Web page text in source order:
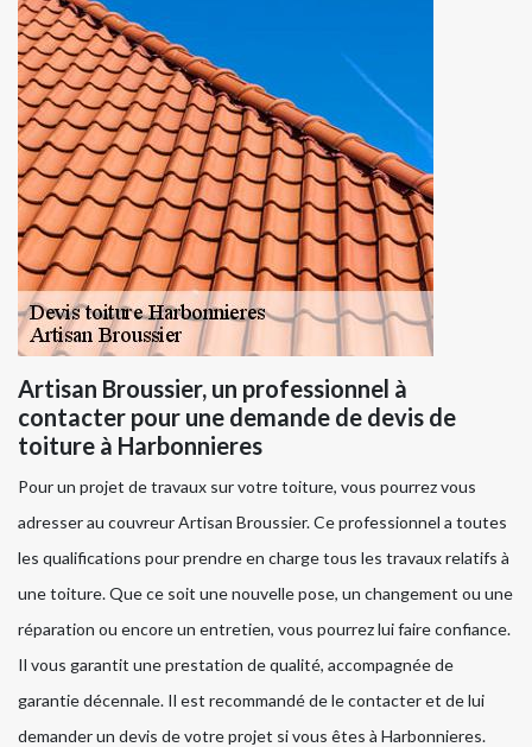
Artisan Broussier, un professionnel à
contacter pour une demande de devis de
toiture à Harbonnieres
Pour un projet de travaux sur votre toiture, vous pourrez vous
adresser au couvreur Artisan Broussier. Ce professionnel a toutes
les qualifications pour prendre en charge tous les travaux relatifs à
une toiture. Que ce soit une nouvelle pose, un changement ou une
réparation ou encore un entretien, vous pourrez lui faire confiance.
Il vous garantit une prestation de qualité, accompagnée de
garantie décennale. Il est recommandé de le contacter et de lui
demander un devis de votre projet si vous êtes à Harbonnieres.